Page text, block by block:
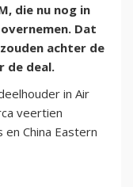
die nu nog in
Dat
achter de
de deal.
in Air
veertien
China Eastern